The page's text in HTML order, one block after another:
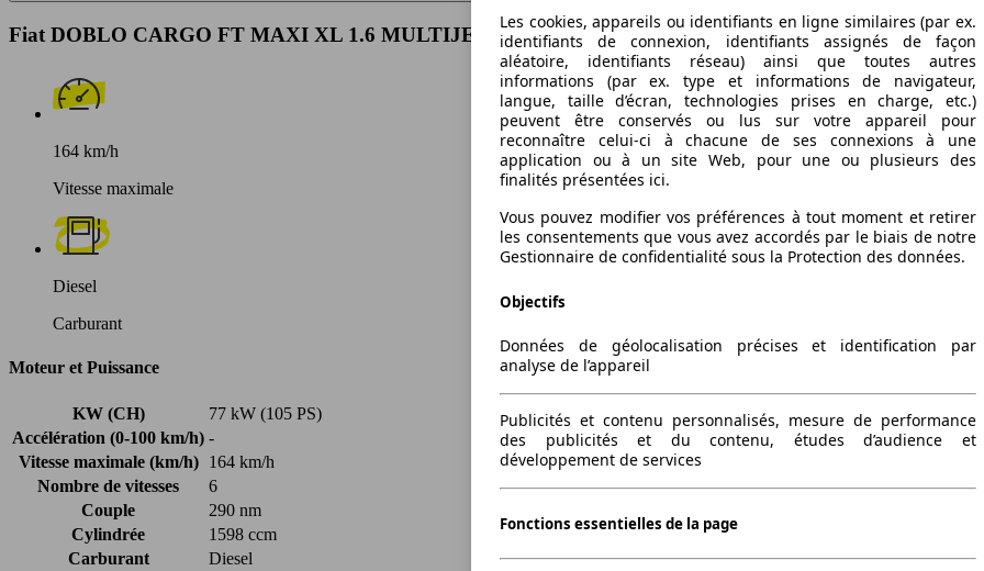
Fiat DOBLO CARGO FT MAXI XL 1.6 MULTIJET 105 E6 PACK PROFESSIONAL TRIO NAV
164 km/h
Vitesse maximale
Diesel
Carburant
Moteur et Puissance
KW (CH)
77 kW (105 PS)
Accélération (0-100 km/h) -
Vitesse maximale (km/h)
164 km/h
Nombre de vitesses
6
Couple
290 nm
Cylindrée
1598 ccm
Carburant
Diesel
Les cookies, appareils ou identifiants en ligne similaires (par ex.
identifiants de connexion, identifiants assignés de façon
aléatoire, identifiants réseau) ainsi que toutes autres
informations (par ex. type et informations de navigateur,
langue, taille d’écran, technologies prises en charge, etc.)
peuvent être conservés ou lus sur votre appareil pour
reconnaître celui-ci à chacune de ses connexions à une
application ou à un site Web, pour une ou plusieurs des
finalités présentées ici.
Vous pouvez modifier vos préférences à tout moment et retirer
les consentements que vous avez accordés par le biais de notre
Gestionnaire de confidentialité sous la Protection des données.
Objectifs
Données de géolocalisation précises et identification par
analyse de l’appareil
Publicités et contenu personnalisés, mesure de performance
des publicités et du contenu, études d’audience et
développement de services
Fonctions essentielles de la page